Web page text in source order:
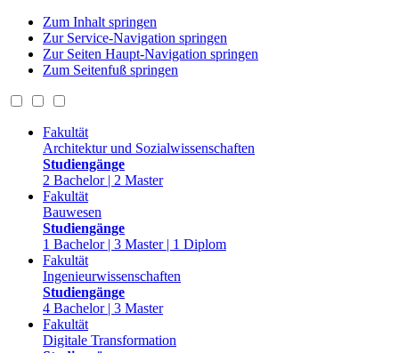
Zum Inhalt springen
Zur Service-Navigation springen
Zur Seiten Haupt-Navigation springen
Zum Seitenfuß springen
Fakultät
Architektur und Sozialwissenschaften
Studiengänge
2 Bachelor | 2 Master
Fakultät
Bauwesen
Studiengänge
1 Bachelor | 3 Master | 1 Diplom
Fakultät
Ingenieurwissenschaften
Studiengänge
4 Bachelor | 3 Master
Fakultät
Digitale Transformation